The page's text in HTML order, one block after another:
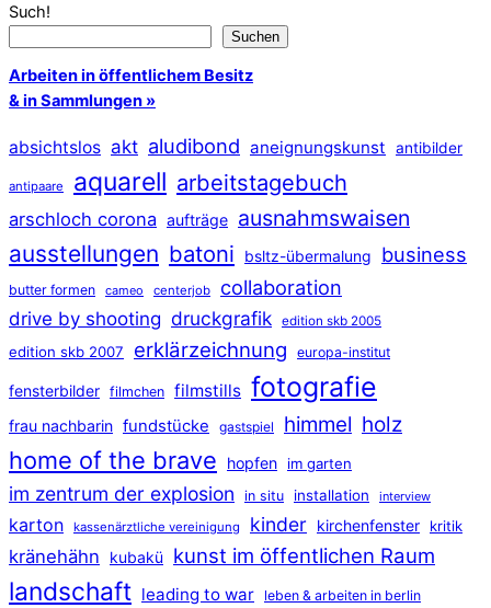
Such!
Suchen
Arbeiten in öffentlichem Besitz
& in Sammlungen »
absichtslos akt aludibond aneignungskunst antibilder
antipaare aquarell arbeitstagebuch
arschloch corona aufträge ausnahmswaisen
ausstellungen batoni bsltz-übermalung business
butter formen cameo centerjob collaboration
drive by shooting druckgrafik edition skb 2005
edition skb 2007 erklärzeichnung europa-institut
fensterbilder filmchen filmstills fotografie
frau nachbarin fundstücke gastspiel himmel holz
home of the brave hopfen im garten
im zentrum der explosion in situ installation interview
karton kassenärztliche vereinigung kinder kirchenfenster kritik
kränehähn kubakü kunst im öffentlichen Raum
landschaft leading to war leben & arbeiten in berlin